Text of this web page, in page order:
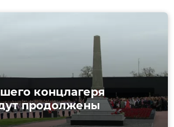
концлагеря
продолжены